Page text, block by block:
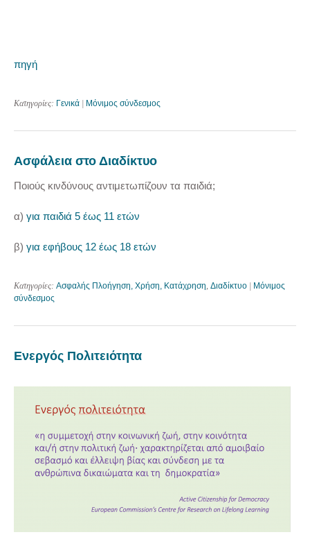
πηγή
Κατηγορίες: Γενικά | Μόνιμος σύνδεσμος
Ασφάλεια στο Διαδίκτυο
Ποιούς κινδύνους αντιμετωπίζουν τα παιδιά;
α) για παιδιά 5 έως 11 ετών
β) για εφήβους 12 έως 18 ετών
Κατηγορίες: Ασφαλής Πλοήγηση, Χρήση, Κατάχρηση Διαδίκτυο | Μόνιμος
σύνδεσμος
Ενεργός Πολιτειότητα